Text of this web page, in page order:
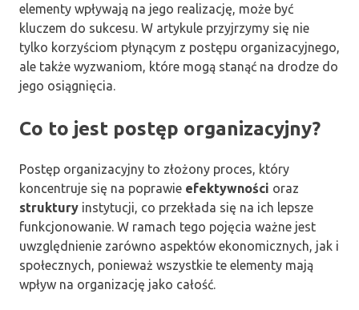
elementy wpływają na jego realizację, może być
kluczem do sukcesu. W artykule przyjrzymy się nie
tylko korzyściom płynącym z postępu organizacyjnego,
ale także wyzwaniom, które mogą stanąć na drodze do
jego osiągnięcia.
Co to jest postęp organizacyjny?
Postęp organizacyjny to złożony proces, który
koncentruje się na poprawie efektywności oraz
struktury instytucji, co przekłada się na ich lepsze
funkcjonowanie. W ramach tego pojęcia ważne jest
uwzględnienie zarówno aspektów ekonomicznych, jak i
społecznych, ponieważ wszystkie te elementy mają
wpływ na organizację jako całość.